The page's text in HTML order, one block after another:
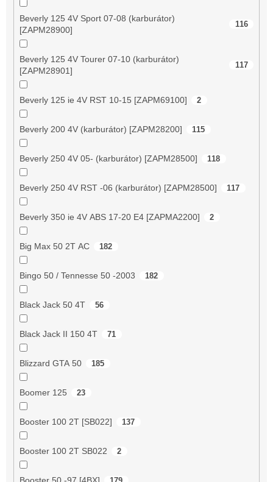
Beverly 125 4V Sport 07-08 (karburátor)
[ZAPM28900]
116
Beverly 125 4V Tourer 07-10 (karburátor)
[ZAPM28901]
117
Beverly 125 ie 4V RST 10-15 [ZAPM69100] 2
Beverly 200 4V (karburátor) [ZAPM28200] 115
Beverly 250 4V 05- (karburátor) [ZAPM28500] 118
Beverly 250 4V RST -06 (karburátor) [ZAPM28500] 117
Beverly 350 ie 4V ABS 17-20 E4 [ZAPMA2200] 2
Big Max 50 2T AC 182
Bingo 50 / Tennesse 50 -2003 182
Black Jack 50 4T 56
Black Jack II 150 4T 71
Blizzard GTA 50 185
Boomer 125 23
Booster 100 2T [SB022] 137
Booster 100 2T SB022 2
Booster 50 -97 [4BX]